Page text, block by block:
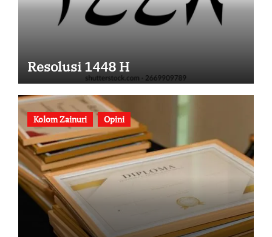
Resolusi 1448 H
Kolom Zainuri Opini